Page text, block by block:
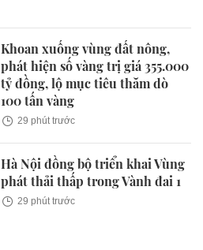
Khoan xuống vùng đất nông,
phát hiện số vàng trị giá 355.000
tỷ đồng, lộ mục tiêu thăm dò
100 tấn vàng
29 phút trước
Hà Nội đồng bộ triển khai Vùng
phát thải thấp trong Vành đai 1
29 phút trước